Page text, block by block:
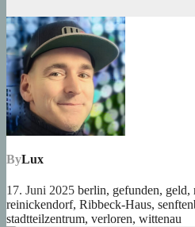
ByLux
17. Juni 2025 berlin, gefunden, geld,
reinickendorf, Ribbeck-Haus,
stadtteilzentrum, verloren, wittenau